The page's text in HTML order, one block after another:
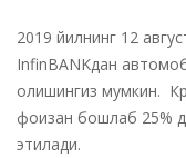
2019 йилнинг 12
InfinBANKдан
олишингиз мумкин.
фоизан бошлаб 25%
этилади.